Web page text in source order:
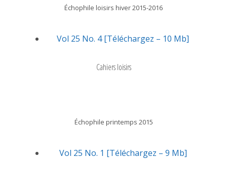
Échophile loisirs hiver 2015-2016
Vol 25 No. 4 [Téléchargez – 10 Mb]
Cahiers loisirs
Échophile printemps 2015
Vol 25 No. 1 [Téléchargez – 9 Mb]